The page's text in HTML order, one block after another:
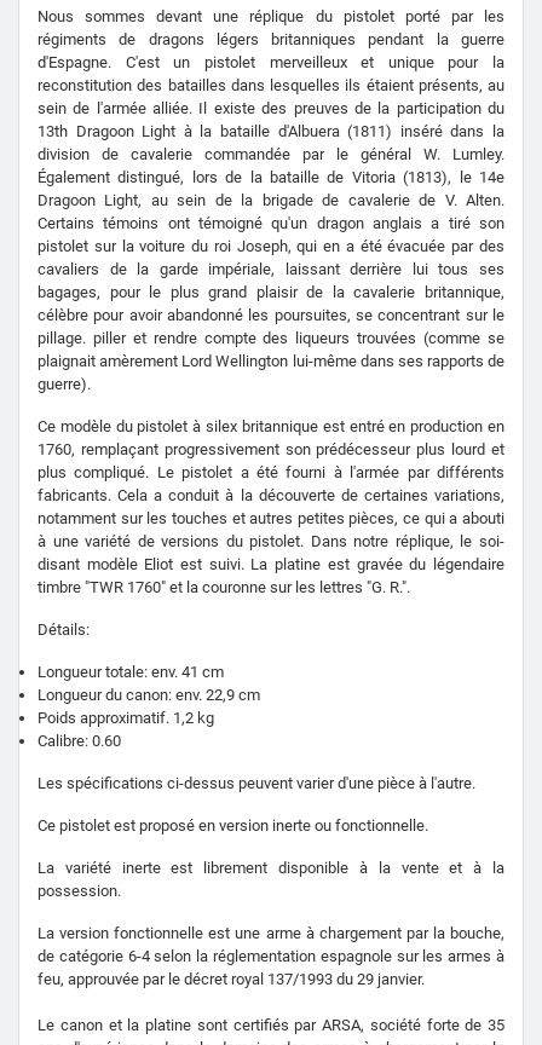
Nous sommes devant une réplique du pistolet porté par les
régiments de dragons légers britanniques pendant la guerre
d'Espagne. C'est un pistolet merveilleux et unique pour la
reconstitution des batailles dans lesquelles ils étaient présents, au
sein de l'armée alliée. Il existe des preuves de la participation du
13th Dragoon Light à la bataille d'Albuera (1811) inséré dans la
division de cavalerie commandée par le général W. Lumley.
Également distingué, lors de la bataille de Vitoria (1813), le 14e
Dragoon Light, au sein de la brigade de cavalerie de V. Alten.
Certains témoins ont témoigné qu'un dragon anglais a tiré son
pistolet sur la voiture du roi Joseph, qui en a été évacuée par des
cavaliers de la garde impériale, laissant derrière lui tous ses
bagages, pour le plus grand plaisir de la cavalerie britannique,
célèbre pour avoir abandonné les poursuites, se concentrant sur le
pillage. piller et rendre compte des liqueurs trouvées (comme se
plaignait amèrement Lord Wellington lui-même dans ses rapports de
guerre).
Ce modèle du pistolet à silex britannique est entré en production en
1760, remplaçant progressivement son prédécesseur plus lourd et
plus compliqué. Le pistolet a été fourni à l'armée par différents
fabricants. Cela a conduit à la découverte de certaines variations,
notamment sur les touches et autres petites pièces, ce qui a abouti
à une variété de versions du pistolet. Dans notre réplique, le soi-
disant modèle Eliot est suivi. La platine est gravée du légendaire
timbre "TWR 1760" et la couronne sur les lettres "G. R.".
Détails:
Longueur totale: env. 41 cm
Longueur du canon: env. 22,9 cm
Poids approximatif. 1,2 kg
Calibre: 0.60
Les spécifications ci-dessus peuvent varier d'une pièce à l'autre.
Ce pistolet est proposé en version inerte ou fonctionnelle.
La variété inerte est librement disponible à la vente et à la
possession.
La version fonctionnelle est une arme à chargement par la bouche,
de catégorie 6-4 selon la réglementation espagnole sur les armes à
feu, approuvée par le décret royal 137/1993 du 29 janvier.
Le canon et la platine sont certifiés par ARSA, société forte de 35